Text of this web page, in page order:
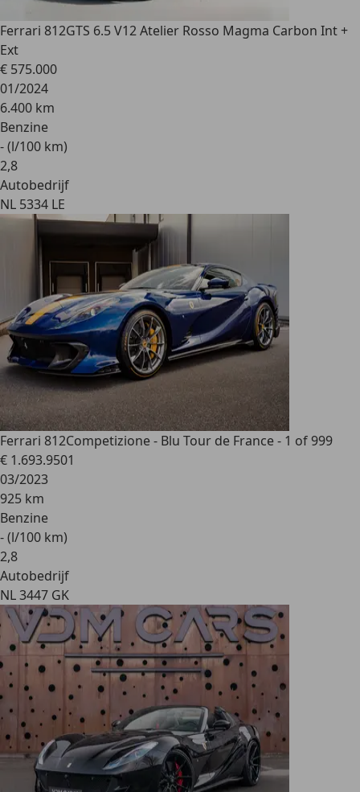
Ferrari 812GTS 6.5 V12 Atelier Rosso Magma Carbon Int +
Ext
€ 575.000
01/2024
6.400 km
Benzine
- (l/100 km)
2,8
Autobedrijf
NL 5334 LE
Ferrari 812Competizione - Blu Tour de France - 1 of 999
€ 1.693.9501
03/2023
925 km
Benzine
- (l/100 km)
2,8
Autobedrijf
NL 3447 GK